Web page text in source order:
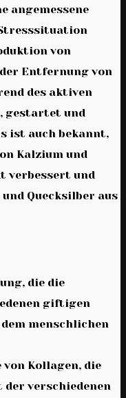
angemessene
von
Entfernung von
des aktiven
gestartet und
ist auch bekannt,
Kalzium und
verbessert und
Quecksilber aus
die die
giftigen
menschlichen
Kollagen, die
verschiedenen